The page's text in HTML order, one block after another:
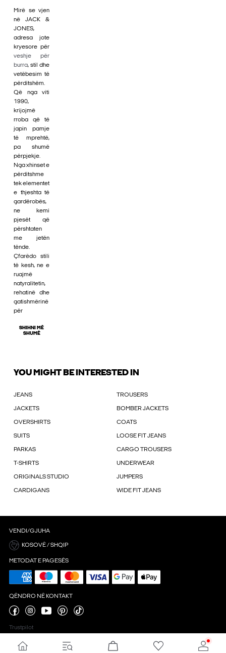
Mirë se vjen
në JACK &
JONES,
adresa jote
kryesore për
veshje për
burra, stil dhe
vetëbesim të
përditshëm.
Që nga viti
1990,
krijojmë
rroba që të
japin pamje
të mprehtë,
pa shumë
përpjekje.
Nga xhinset e
përditshme
tek elementet
e thjeshta të
gardërobës,
ne kemi
pjesët që
përshtaten
me jetën
tënde.
Çfarëdo stili
të kesh, ne e
ruajmë
natyralitetin,
rehatinë dhe
gatishmërinë
për
SHIHNI MË
SHUMË
YOU MIGHT BE INTERESTED IN
JEANS TROUSERS
JACKETS BOMBER JACKETS
OVERSHIRTS COATS
SUITS LOOSE FIT JEANS
PARKAS CARGO TROUSERS
T-SHIRTS UNDERWEAR
ORIGINALS STUDIO JUMPERS
CARDIGANS WIDE FIT JEANS
VENDI/GJUHA
KOSOVË / SHQIP
METODAT E PAGESËS
QËNDRO NË KONTAKT
Trustpilot